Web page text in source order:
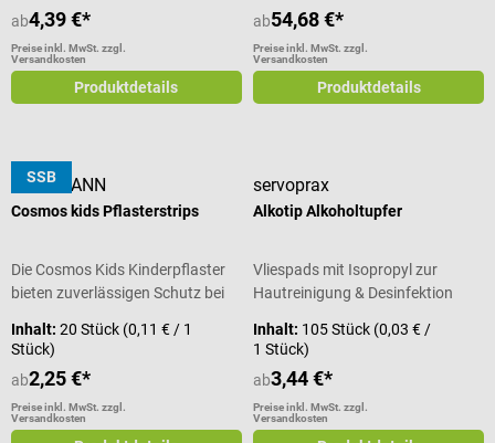
ab4,39 €*
Preise inkl. MwSt. zzgl.
Versandkosten
Produktdetails
ab54,68 €*
Preise inkl. MwSt. zzgl.
Versandkosten
Produktdetails
SSB
HARTMANN
Cosmos kids Pflasterstrips
Die Cosmos Kids Kinderpflaster
bieten zuverlässigen Schutz bei
Die wasser- und
schmutzabweisenden Pflaster
sind für Kinder und mit bunten
Tiermotiven gestaltet. Die
hautfreundlichen Wundpflaster
Inhalt: 20 Stück (0,11 € / 1
Stück)
ab2,25 €*
Preise inkl. MwSt. zzgl.
Versandkosten
servoprax
Alkotip Alkoholtupfer
Vliespads mit Isopropyl zur
Hautreinigung & Desinfektion
Inhalt: 105 Stück (0,03 € /
1 Stück)
ab3,44 €*
Preise inkl. MwSt. zzgl.
Versandkosten